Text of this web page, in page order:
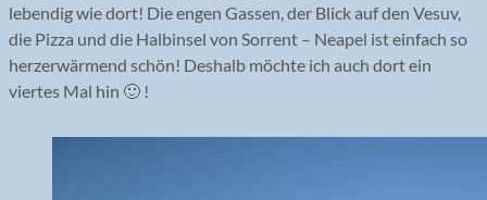
lebendig wie dort! Die engen Gassen, der Blick auf den Vesuv,
die Pizza und die Halbinsel von Sorrent – Neapel ist einfach so
herzerwärmend schön! Deshalb möchte ich auch dort ein
viertes Mal hin 🙂 !